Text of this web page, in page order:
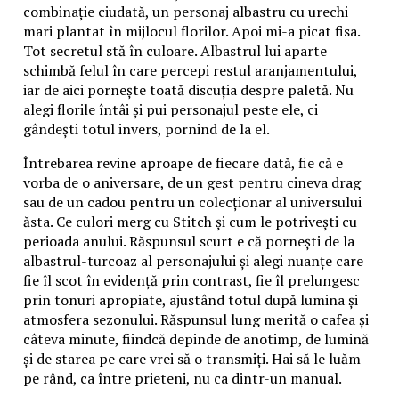
combinație ciudată, un personaj albastru cu urechi
mari plantat în mijlocul florilor. Apoi mi-a picat fisa.
Tot secretul stă în culoare. Albastrul lui aparte
schimbă felul în care percepi restul aranjamentului,
iar de aici pornește toată discuția despre paletă. Nu
alegi florile întâi și pui personajul peste ele, ci
gândești totul invers, pornind de la el.
Întrebarea revine aproape de fiecare dată, fie că e
vorba de o aniversare, de un gest pentru cineva drag
sau de un cadou pentru un colecționar al universului
ăsta. Ce culori merg cu Stitch și cum le potrivești cu
perioada anului. Răspunsul scurt e că pornești de la
albastrul-turcoaz al personajului și alegi nuanțe care
fie îl scot în evidență prin contrast, fie îl prelungesc
prin tonuri apropiate, ajustând totul după lumina și
atmosfera sezonului. Răspunsul lung merită o cafea și
câteva minute, fiindcă depinde de anotimp, de lumină
și de starea pe care vrei să o transmiți. Hai să le luăm
pe rând, ca între prieteni, nu ca dintr-un manual.